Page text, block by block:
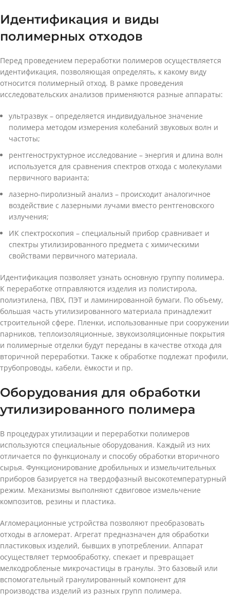
Идентификация и виды
полимерных отходов
Перед проведением переработки полимеров осуществляется
идентификация, позволяющая определять, к какому виду
относится полимерный отход. В рамке проведения
исследовательских анализов применяются разные аппараты:
ультразвук – определяется индивидуальное значение
полимера методом измерения колебаний звуковых волн и
частоты;
рентгеноструктурное исследование – энергия и длина волн
используется для сравнения спектров отхода с молекулами
первичного варианта;
лазерно-пиролизный анализ – происходит аналогичное
воздействие с лазерными лучами вместо рентгеновского
излучения;
ИК спектроскопия – специальный прибор сравнивает и
спектры утилизированного предмета с химическими
свойствами первичного материала.
Идентификация позволяет узнать основную группу полимера.
К переработке отправляются изделия из полистирола,
полиэтилена, ПВХ, ПЭТ и ламинированной бумаги. По объему,
большая часть утилизированного материала принадлежит
строительной сфере. Пленки, использованные при сооружении
парников, теплоизоляционные, звукоизоляционные покрытия
и полимерные отделки будут переданы в качестве отхода для
вторичной переработки. Также к обработке подлежат профили,
трубопроводы, кабели, ёмкости и пр.
Оборудования для обработки
утилизированного полимера
В процедурах утилизации и переработки полимеров
используются специальные оборудования. Каждый из них
отличается по функционалу и способу обработки вторичного
сырья. Функционирование дробильных и измельчительных
приборов базируется на твердофазный высокотемпературный
режим. Механизмы выполняют сдвиговое измельчение
композитов, резины и пластика.
Агломерационные устройства позволяют преобразовать
отходы в агломерат. Агрегат предназначен для обработки
пластиковых изделий, бывших в употреблении. Аппарат
осуществляет термообработку, спекает и превращает
мелкодробленые микрочастицы в гранулы. Это базовый или
вспомогательный гранулированный компонент для
производства изделий из разных групп полимера.